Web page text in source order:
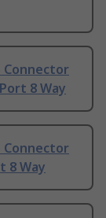
Connector
8 Way
Connector
8 Way